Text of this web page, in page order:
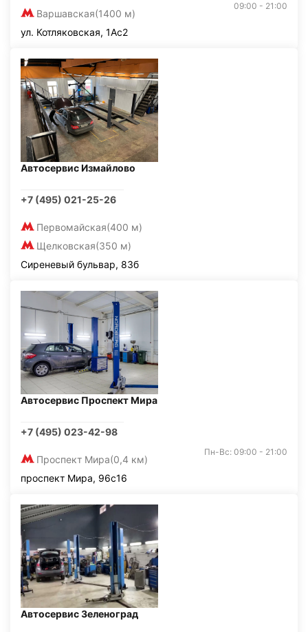
Варшавская(1400 м)
09:00 - 21:00
ул. Котляковская, 1Ас2
Автосервис Измайлово
+7 (495) 021-25-26
Первомайская(400 м)
Щелковская(350 м)
Сиреневый бульвар, 83б
Автосервис Проспект Мира
+7 (495) 023-42-98
Проспект Мира(0,4 км)
Пн-Вс: 09:00 - 21:00
проспект Мира, 96с16
Автосервис Зеленоград